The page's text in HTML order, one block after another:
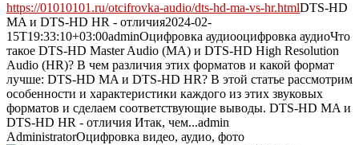
https://01010101.ru/otcifrovka-audio/dts-hd-ma-vs-hr.htmlDTS-HD
MA и DTS-HD HR - отличия2024-02-
15T19:33:10+03:00adminОцифровка аудиооцифровка аудиоЧто
такое DTS-HD Master Audio (MA) и DTS-HD High Resolution
Audio (HR)? В чем различия этих форматов и какой формат
лучше: DTS-HD MA и DTS-HD HR? В этой статье рассмотрим
особенности и характеристики каждого из этих звуковых
форматов и сделаем соответствующие выводы. DTS-HD MA и
DTS-HD HR - отличия Итак, чем...admin
AdministratorОцифровка видео, аудио, фото